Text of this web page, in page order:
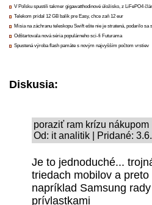
V Poľsku spustili takmer gigawatthodinové úložisko, z LiFePO4
Telekom pridal 12 GB balík pre Easy, chce zaň 12 eur
Misia na záchranu teleskopu Swift ešte nie je stratená, podarilo sa
Odštartovala nová séria populárneho sci-fi Futurama
Spustená výroba flash pamäte s novým najvyšším počtom vrstiev
Diskusia:
poraziť ram krízu nákupom
Od: it analitik | Pridané:
Je to jednoduché...
triedach mobilov a
napríklad Samsung
prívlastkami